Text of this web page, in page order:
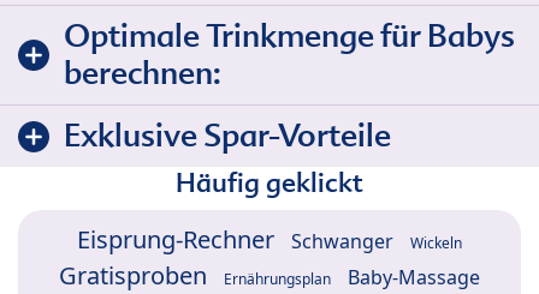
Optimale Trinkmenge für Babys
berechnen:
Exklusive Spar-Vorteile
Häufig geklickt
Eisprung-Rechner Schwanger Wickeln
Gratisproben Ernährungsplan Baby-Massage